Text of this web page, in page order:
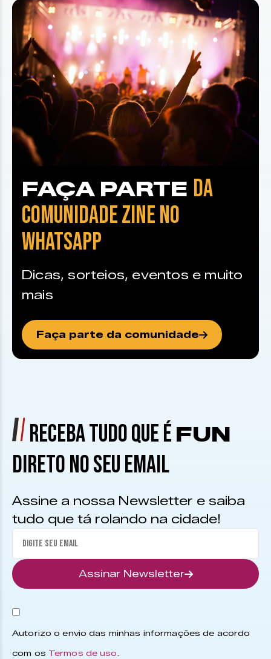
FAÇA PARTE DA
COMUNIDADE ZINE NO
WHATSAPP
Dicas, sorteios, eventos e muito
mais
Faça parte da comunidade
RECEBA TUDO QUE É FUN
DIRETO NO SEU EMAIL
Assine a nossa Newsletter e saiba
tudo que tá rolando na cidade!
Assinar Newsletter
Autorizo o envio das minhas informações de acordo
com os Termos de uso.